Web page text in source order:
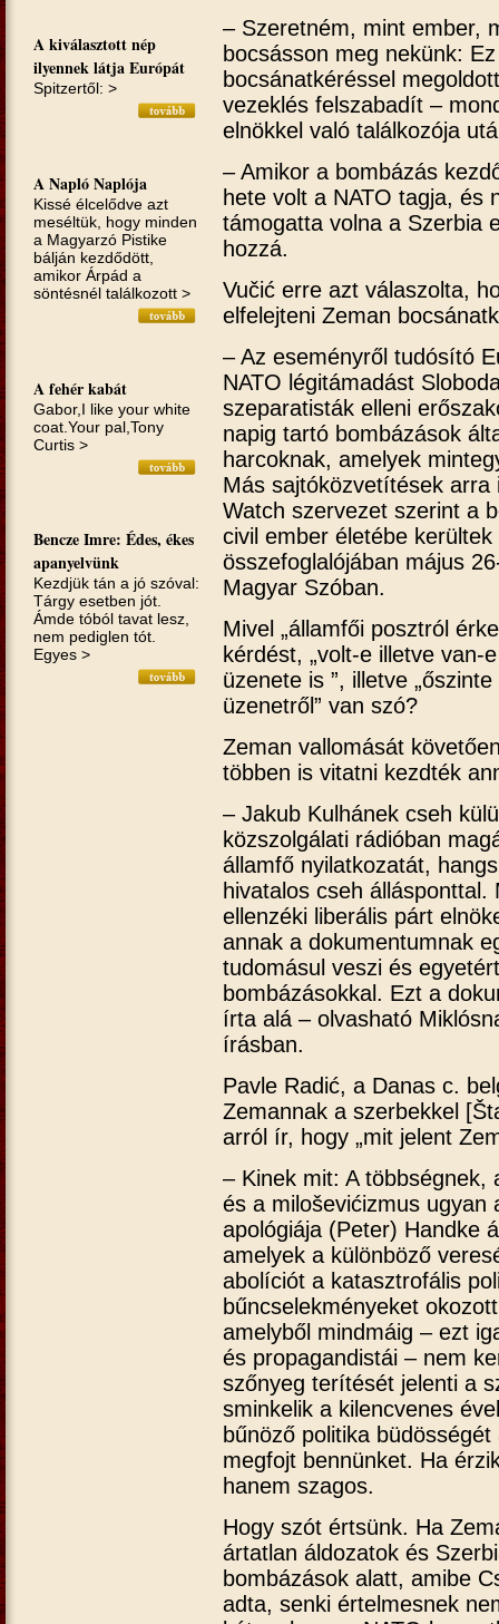
A kiválasztott nép
ilyennek látja Európát
Spitzertől: >
A Napló Naplója
Kissé élcelődve azt
meséltük, hogy minden
a Magyarzó Pistike
bálján kezdődött,
amikor Árpád a
söntésnél találkozott >
A fehér kabát
Gabor,I like your white
coat.Your pal,Tony
Curtis >
Bencze Imre: Édes, ékes
apanyelvünk
Kezdjük tán a jó szóval:
Tárgy esetben jót.
Ámde tóból tavat lesz,
nem pediglen tót.
Egyes >
– Szeretném, mint ember,
bocsásson meg nekünk:
bocsánatkéréssel
vezeklés felszabadít –
elnökkel való találkozója
– Amikor a bombázás
hete volt a NATO tagja, és
támogatta volna a Szerbia
hozzá.
Vučić erre azt válaszolta,
elfelejteni Zeman
– Az eseményről tudósító
NATO légitámadást
szeparatisták elleni
napig tartó bombázások
harcoknak, amelyek
Más sajtóközvetítések
Watch szervezet szerint a
civil ember életébe
összefoglalójában május
Magyar Szóban.
Mivel „államfői posztról
kérdést, „volt-e illetve van-
üzenete is ”, illetve
üzenetről” van szó?
Zeman vallomását
többen is vitatni kezdték
– Jakub Kulhánek cseh
közszolgálati rádióban
államfő nyilatkozatát,
hivatalos cseh
ellenzéki liberális párt
annak a dokumentumnak
tudomásul veszi és
bombázásokkal. Ezt a
írta alá – olvasható
írásban.
Pavle Radić, a Danas c.
Zemannak a szerbekkel
arról ír, hogy „mit jelent
– Kinek mit: A többségnek,
és a miloševićizmus ugyan
apológiája (Peter) Handke
amelyek a különböző
abolíciót a katasztrofális
bűncselekményeket
amelyből mindmáig – ezt
és propagandistái – nem
szőnyeg terítését jelenti a
sminkelik a kilencvenes
bűnöző politika
megfojt bennünket. Ha
hanem szagos.
Hogy szót értsünk. Ha
ártatlan áldozatok és
bombázások alatt, amibe
adta, senki értelmesnek